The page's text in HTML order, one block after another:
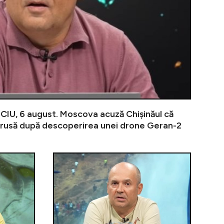
6 august. Moscova acuză Chișinăul că
după descoperirea unei drone Geran-2
iAMnews.ro, 5 august, de la ora 20. Călin Georgescu
Electrica lansează programul ”Ținem România